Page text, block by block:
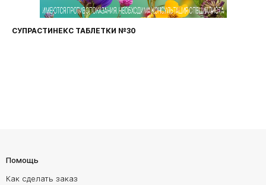
СУПРАСТИНЕКС ТАБЛЕТКИ №30
Помощь
Как сделать заказ